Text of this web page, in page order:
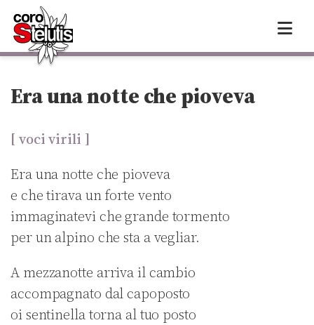
content
Era una notte che pioveva
[ voci virili ]
Era una notte che pioveva
e che tirava un forte vento
immaginatevi che grande tormento
per un alpino che sta a vegliar.
A mezzanotte arriva il cambio
accompagnato dal capoposto
oi sentinella torna al tuo posto